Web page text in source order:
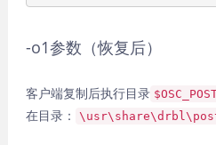
-o1参数（恢复后）
客户端复制后执行目录
在目录：